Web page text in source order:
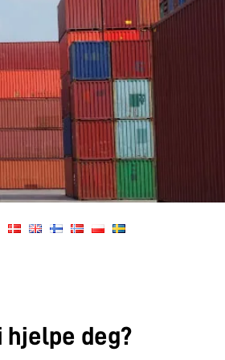
hjelpe deg?